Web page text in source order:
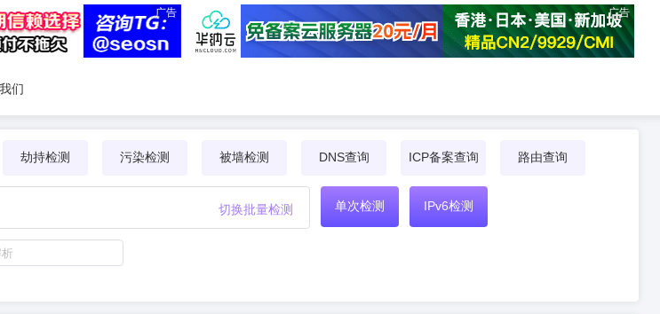
广告 广告
们
劫持检测 污染检测 被墙检测 DNS查询 ICP备案查询 路由查询
切换批量检测 单次检测 IPv6检测